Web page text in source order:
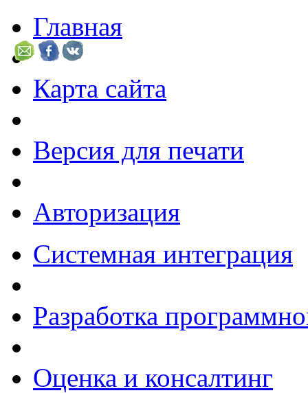
Главная
Карта сайта
Версия для печати
Авторизация
Системная интеграция
Разработка
Оценка и консалтинг